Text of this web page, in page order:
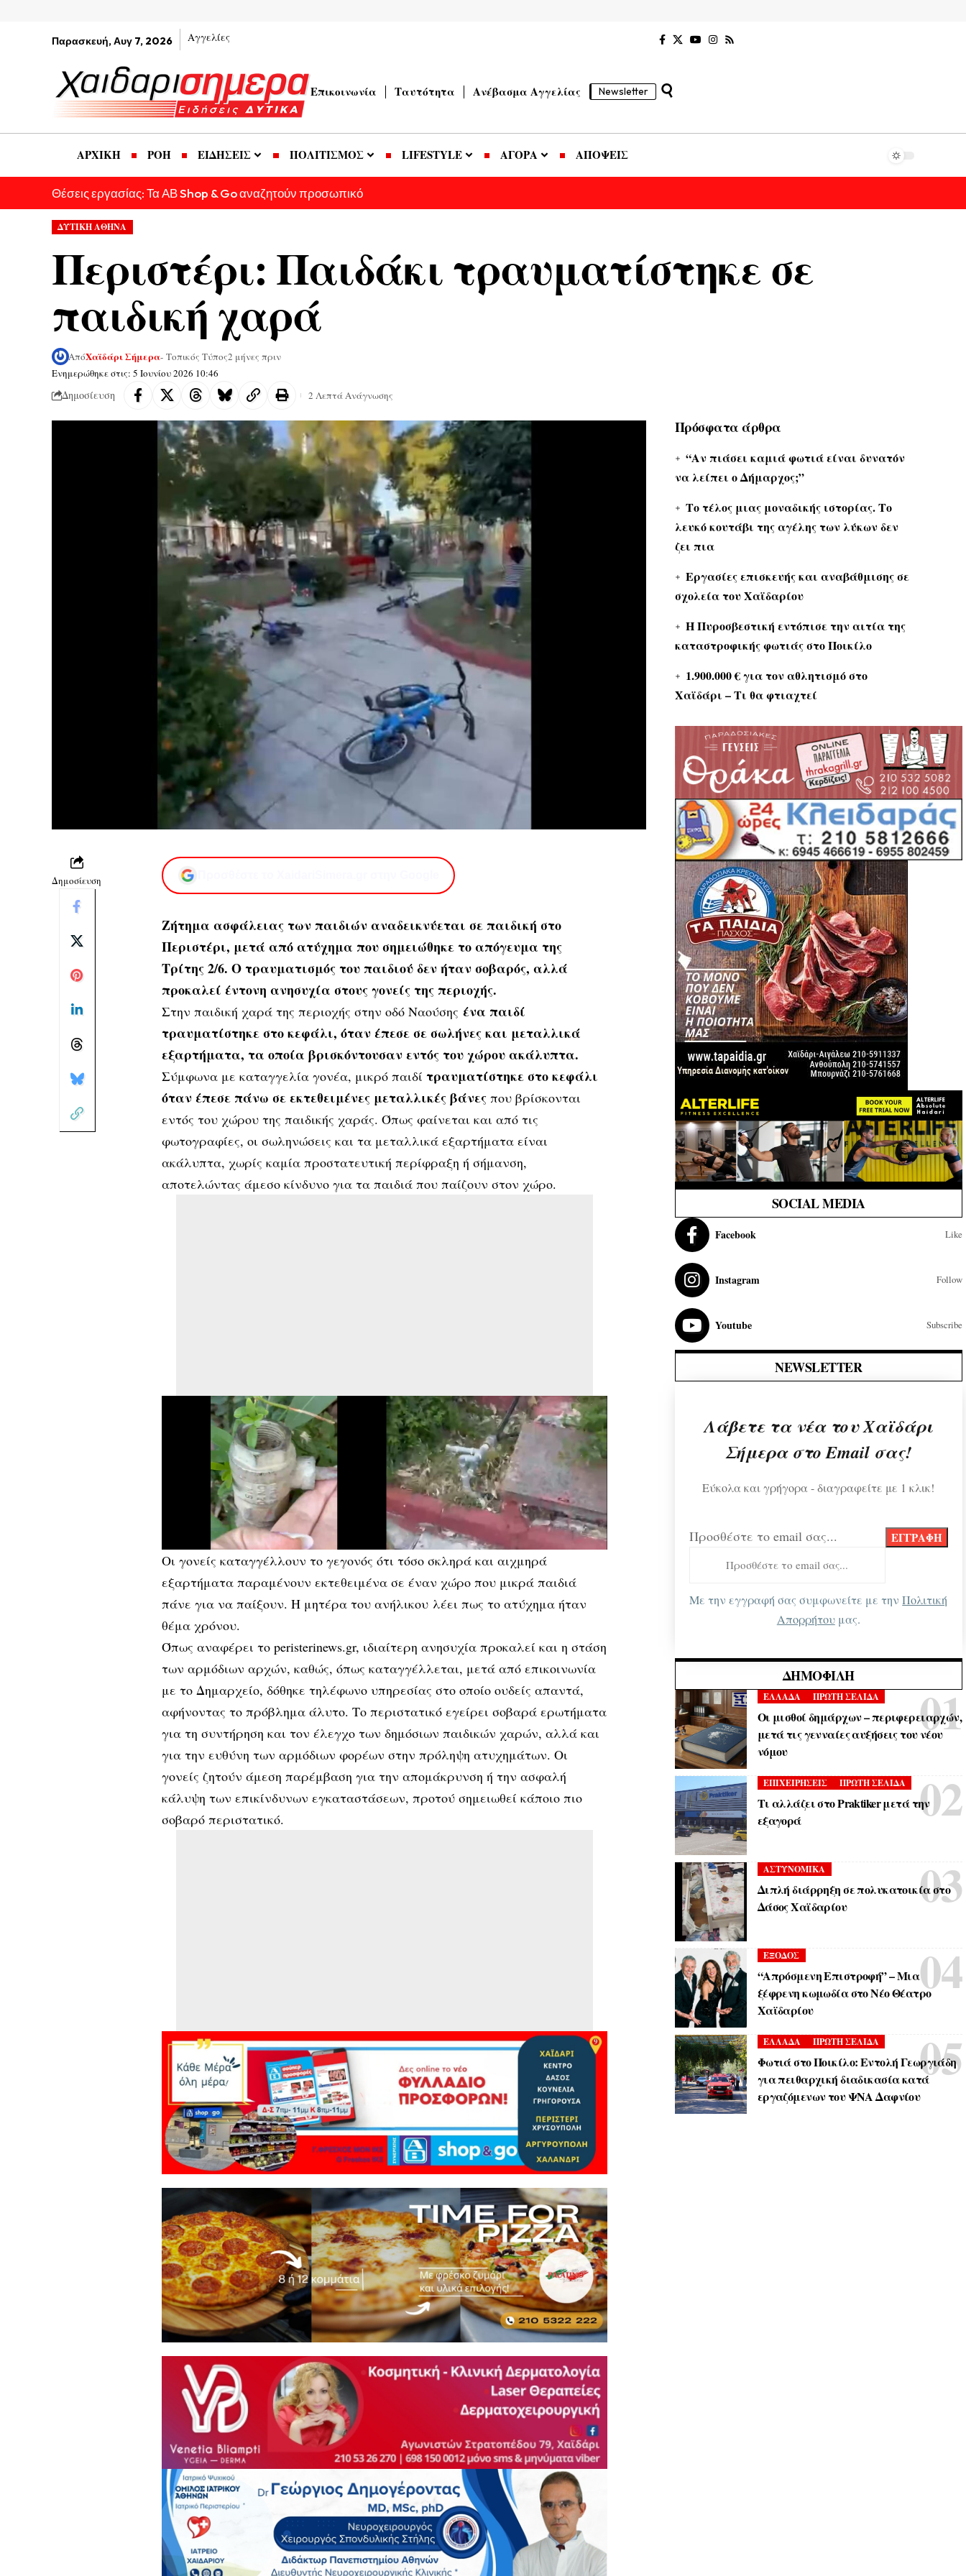
Παρασκευή, Αυγ 7, 2026 Αγγελίες
Επικοινωνία Ταυτότητα Ανέβασμα Αγγελίας Newsletter
ΑΡΧΙΚΗ ΡΟΗ ΕΙΔΗΣΕΙΣ ΠΟΛΙΤΙΣΜΟΣ LIFESTYLE ΑΓΟΡΑ ΑΠΟΨΕΙΣ
Θέσεις εργασίας: Τα ΑΒ Shop & Go αναζητούν προσωπικό
ΔΥΤΙΚΗ ΑΘΗΝΑ
Περιστέρι: Παιδάκι τραυματίστηκε σε
παιδική χαρά
Ενημερώθηκε στις: 5 Ιουνίου 2026 10:46
ΑπόΧαϊδάρι Σήμερα- Τοπικός Τύπος2 μήνες πριν
Δημοσίευση 2 Λεπτά Ανάγνωσης
Δημοσίευση
Ζήτημα ασφάλειας των παιδιών αναδεικνύεται σε παιδική στο
Περιστέρι, μετά από ατύχημα που σημειώθηκε το απόγευμα της
Τρίτης 2/6. Ο τραυματισμός του παιδιού δεν ήταν σοβαρός, αλλά
προκαλεί έντονη ανησυχία στους γονείς της περιοχής.
Στην παιδική χαρά της περιοχής στην οδό Ναούσης ένα παιδί
τραυματίστηκε στο κεφάλι, όταν έπεσε σε σωλήνες και μεταλλικά
εξαρτήματα, τα οποία βρισκόντουσαν εντός του χώρου ακάλυπτα.
Σύμφωνα με καταγγελία γονέα, μικρό παιδί τραυματίστηκε στο κεφάλι
όταν έπεσε πάνω σε εκτεθειμένες μεταλλικές βάνεςπου βρίσκονται
εντός του χώρου της παιδικής χαράς. Όπως φαίνεται και από τις
φωτογραφίες, οι σωληνώσεις και τα μεταλλικά εξαρτήματα είναι
ακάλυπτα, χωρίς καμία προστατευτική περίφραξη ή σήμανση,
αποτελώντας άμεσο κίνδυνο για τα παιδιά που παίζουν στον χώρο.
Οι γονείς καταγγέλλουν το γεγονός ότι τόσο σκληρά και αιχμηρά
εξαρτήματα παραμένουν εκτεθειμένα σε έναν χώρο που μικρά παιδιά
πάνε για να παίξουν. Η μητέρα του ανήλικου λέει πως το ατύχημα ήταν
θέμα χρόνου.
Όπως αναφέρει το peristerinews.gr, ιδιαίτερη ανησυχία προκαλεί και η στάση
των αρμόδιων αρχών, καθώς, όπως καταγγέλλεται, μετά από επικοινωνία
με το Δημαρχείο, δόθηκε τηλέφωνο υπηρεσίας στο οποίο ουδείς απαντά,
αφήνοντας το πρόβλημα άλυτο. Το περιστατικό εγείρει σοβαρά ερωτήματα
για τη συντήρηση και τον έλεγχο των δημόσιων παιδικών χαρών, αλλά και
για την ευθύνη των αρμόδιων φορέων στην πρόληψη ατυχημάτων. Οι
γονείς ζητούν άμεση παρέμβαση για την απομάκρυνση ή την ασφαλή
κάλυψη των επικίνδυνων εγκαταστάσεων, προτού σημειωθεί κάποιο πιο
σοβαρό περιστατικό.
Πρόσφατα άρθρα
“Αν πιάσει καμιά φωτιά είναι δυνατόν
να λείπει ο Δήμαρχος;”
Το τέλος μιας μοναδικής ιστορίας. Το
λευκό κουτάβι της αγέλης των λύκων δεν
ζει πια
Εργασίες επισκευής και αναβάθμισης σε
σχολεία του Χαϊδαρίου
Η Πυροσβεστική εντόπισε την αιτία της
καταστροφικής φωτιάς στο Ποικίλο
1.900.000 € για τον αθλητισμό στο
Χαϊδάρι – Τι θα φτιαχτεί
SOCIAL MEDIA
Facebook Like
Instagram Follow
Youtube Subscribe
NEWSLETTER
Λάβετε τα νέα του Χαϊδάρι
Σήμερα στο Email σας!
Εύκολα και γρήγορα - διαγραφείτε με 1 κλικ!
Προσθέστε το email σας...
Με την εγγραφή σας συμφωνείτε με τηνΠολιτική
Απορρήτουμας.
ΔΗΜΟΦΙΛΉ
ΕΛΛΑΔΑ ΠΡΩΤΗ ΣΕΛΙΔΑ
Οι μισθοί δημάρχων – περιφερειαρχών,
μετά τις γενναίες αυξήσεις του νέου
νόμου
ΕΠΙΧΕΙΡΗΣΕΙΣ ΠΡΩΤΗ ΣΕΛΙΔΑ
Τι αλλάζει στο Praktiker μετά την
εξαγορά
ΑΣΤΥΝΟΜΙΚΑ
Διπλή διάρρηξη σε πολυκατοικία στο
Δάσος Χαϊδαρίου
ΕΞΟΔΟΣ
“Απρόσμενη Επιστροφή” – Μια
ξέφρενη κωμωδία στο Νέο Θέατρο
Χαϊδαρίου
ΕΛΛΑΔΑ ΠΡΩΤΗ ΣΕΛΙΔΑ
Φωτιά στο Ποικίλο: Εντολή Γεωργιάδη
για πειθαρχική διαδικασία κατά
εργαζόμενων του ΨΝΑ Δαφνίου